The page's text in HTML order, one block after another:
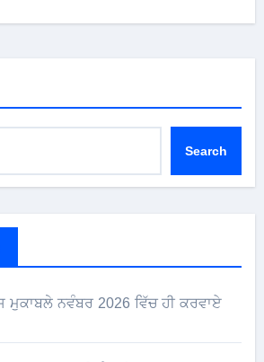
Search
ਨਵੰਬਰ 2026 ਵਿੱਚ ਹੀ ਕਰਵਾਏ